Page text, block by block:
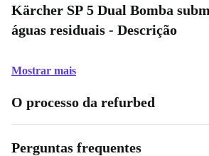
Kärcher SP 5 Dual Bomba
águas residuais - Descrição
Mostrar mais
O processo da refurbed
Perguntas frequentes